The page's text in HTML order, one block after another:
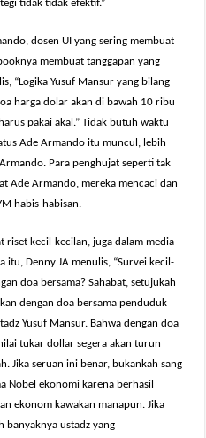
tidak tidak efektif.”
dosen UI yang sering membuat
membuat tanggapan yang
“Logika Yusuf Mansur yang bilang
harga dolar akan di bawah 10 ribu
pakai akal.” Tidak butuh waktu
Ade Armando itu muncul, lebih
Para penghujat seperti tak
Ade Armando, mereka mencaci dan
habis-habisan.
riset kecil-kecilan, juga dalam media
itu, Denny JA menulis, “Survei kecil-
doa bersama? Sahabat, setujukah
dengan doa bersama penduduk
Yusuf Mansur. Bahwa dengan doa
tukar dollar segera akan turun
Jika seruan ini benar, bukankah sang
Nobel ekonomi karena berhasil
ekonom kawakan manapun. Jika
banyaknya ustadz yang